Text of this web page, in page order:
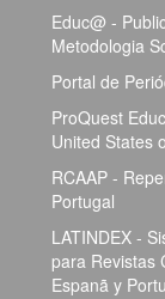
Educ@ -
Metodologia
Portal de
ProQuest
United States
RCAAP -
Portugal
LATINDEX -
para Revistas
Espanã y